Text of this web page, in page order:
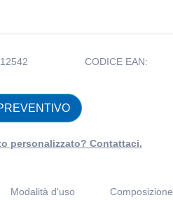
CODICE EAN:
personalizzato? Contattaci.
Modalità d'uso Composizione